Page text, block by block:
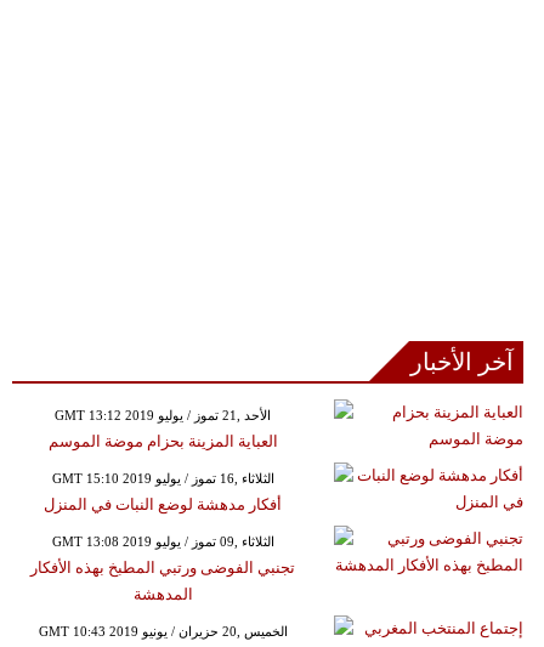
آخر الأخبار
GMT 13:12 2019 الأحد ,21 تموز / يوليو
العباية المزينة بحزام موضة الموسم
GMT 15:10 2019 الثلاثاء ,16 تموز / يوليو
أفكار مدهشة لوضع النبات في المنزل
GMT 13:08 2019 الثلاثاء ,09 تموز / يوليو
تجنبي الفوضى ورتبي المطبخ بهذه الأفكار
المدهشة
GMT 10:43 2019 الخميس ,20 حزيران / يونيو